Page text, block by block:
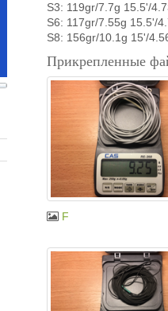
S3: 119gr/7.7g 15.5'/
S6: 117gr/7.55g 15.5'/
S8: 156gr/10.1g 15'/
Прикрепленные
F